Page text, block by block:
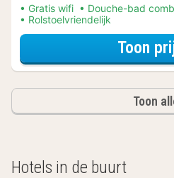
Gratis wifi
Douche-bad
Rolstoelvriendelijk
Toon
Toon
Hotels in de buurt